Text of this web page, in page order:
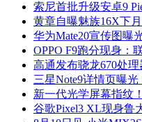
索尼首批升级安卓9
黄章自曝魅族16X下
华为Mate20宣传图曝
OPPO F9跑分现身：
高通发布骁龙670处理
三星Note9详情页曝
新一代光学屏幕指纹
谷歌Pixel3 XL现身鲁